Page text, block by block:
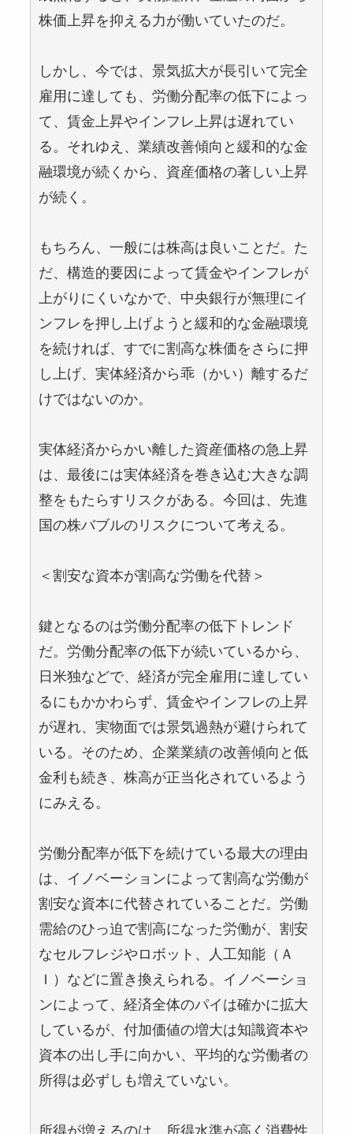
株価上昇を抑える力が働いていたのだ。
しかし、今では、景気拡大が長引いて完全
雇用に達しても、労働分配率の低下によっ
て、賃金上昇やインフレ上昇は遅れてい
る。それゆえ、業績改善傾向と緩和的な金
融環境が続くから、資産価格の著しい上昇
が続く。
もちろん、一般には株高は良いことだ。た
だ、構造的要因によって賃金やインフレが
上がりにくいなかで、中央銀行が無理にイ
ンフレを押し上げようと緩和的な金融環境
を続ければ、すでに割高な株価をさらに押
し上げ、実体経済から乖（かい）離するだ
けではないのか。
実体経済からかい離した資産価格の急上昇
は、最後には実体経済を巻き込む大きな調
整をもたらすリスクがある。今回は、先進
国の株バブルのリスクについて考える。
＜割安な資本が割高な労働を代替＞
鍵となるのは労働分配率の低下トレンド
だ。労働分配率の低下が続いているから、
日米独などで、経済が完全雇用に達してい
るにもかかわらず、賃金やインフレの上昇
が遅れ、実物面では景気過熱が避けられて
いる。そのため、企業業績の改善傾向と低
金利も続き、株高が正当化されているよう
にみえる。
労働分配率が低下を続けている最大の理由
は、イノベーションによって割高な労働が
割安な資本に代替されていることだ。労働
需給のひっ迫で割高になった労働が、割安
なセルフレジやロボット、人工知能（Ａ
Ｉ）などに置き換えられる。イノベーショ
ンによって、経済全体のパイは確かに拡大
しているが、付加価値の増大は知識資本や
資本の出し手に向かい、平均的な労働者の
所得は必ずしも増えていない。